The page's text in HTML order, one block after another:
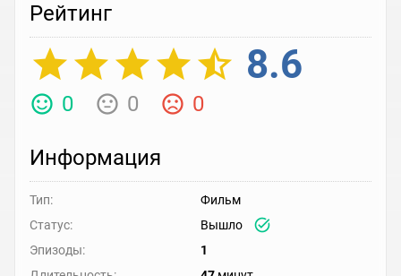
Рейтинг
8.6
0 0 0
Информация
Тип:
Фильм
Статус:
Вышло
Эпизоды:
1